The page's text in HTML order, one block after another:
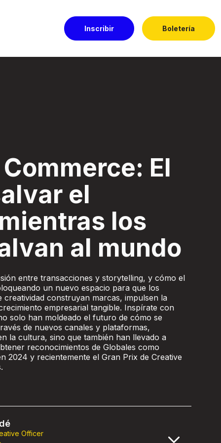
Inscribir Boletería
El
el
los
al mundo
entre transacciones y storytelling, y cómo el
un nuevo espacio para que los
creatividad construyan marcas, impulsen la
empresarial tangible. Inspírate con
solo han moldeado el futuro de cómo se
de nuevos canales y plataformas,
la cultura, sino que también han llevado a
reconocimientos de Globales como
2024 y recientemente el Gran Prix de Creative
Officer